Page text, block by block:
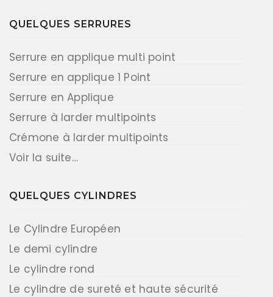
QUELQUES SERRURES
Serrure en applique multi point
Serrure en applique 1 Point
Serrure en Applique
Serrure à larder multipoints
Crémone à larder multipoints
Voir la suite…
QUELQUES CYLINDRES
Le Cylindre Européen
Le demi cylindre
Le cylindre rond
Le cylindre de sureté et haute sécurité